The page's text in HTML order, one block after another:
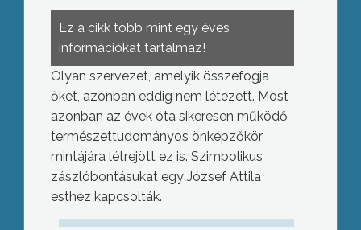
Ez a cikk több mint egy éves
információkat tartalmaz!
Olyan szervezet, amelyik összefogja
őket, azonban eddig nem létezett. Most
azonban az évek óta sikeresen működő
természettudományos önképzőkör
mintájára létrejött ez is. Szimbolikus
zászlóbontásukat egy József Attila
esthez kapcsolták.